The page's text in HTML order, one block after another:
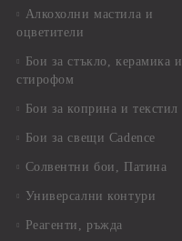
Алкохолни мастила и
оцветители
Бои за стъкло, керамика и
стирофом
Бои за коприна и текстил
Бои за свещи Cadence
Солвентни бои, Патина
Универсални контури
Реагенти, ръжда